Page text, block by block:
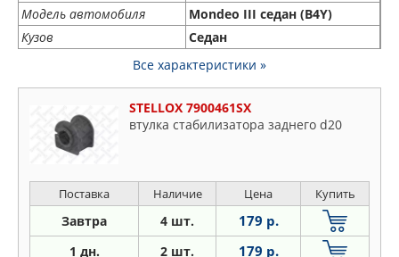
Модель автомобиля
Mondeo III седан (B4Y)
Кузов
Седан
Все характеристики »
STELLOX 7900461SX
втулка стабилизатора заднего d20
Поставка Наличие Цена Купить
Завтра 4 шт. 179 р.
1 дн. 2 шт. 179 р.